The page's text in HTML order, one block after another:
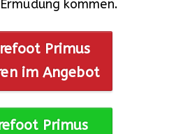
kommen.
Primus
im Angebot
Primus